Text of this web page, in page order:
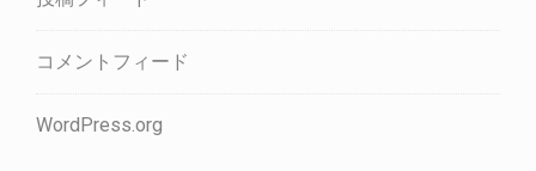
コメントフィード
WordPress.org